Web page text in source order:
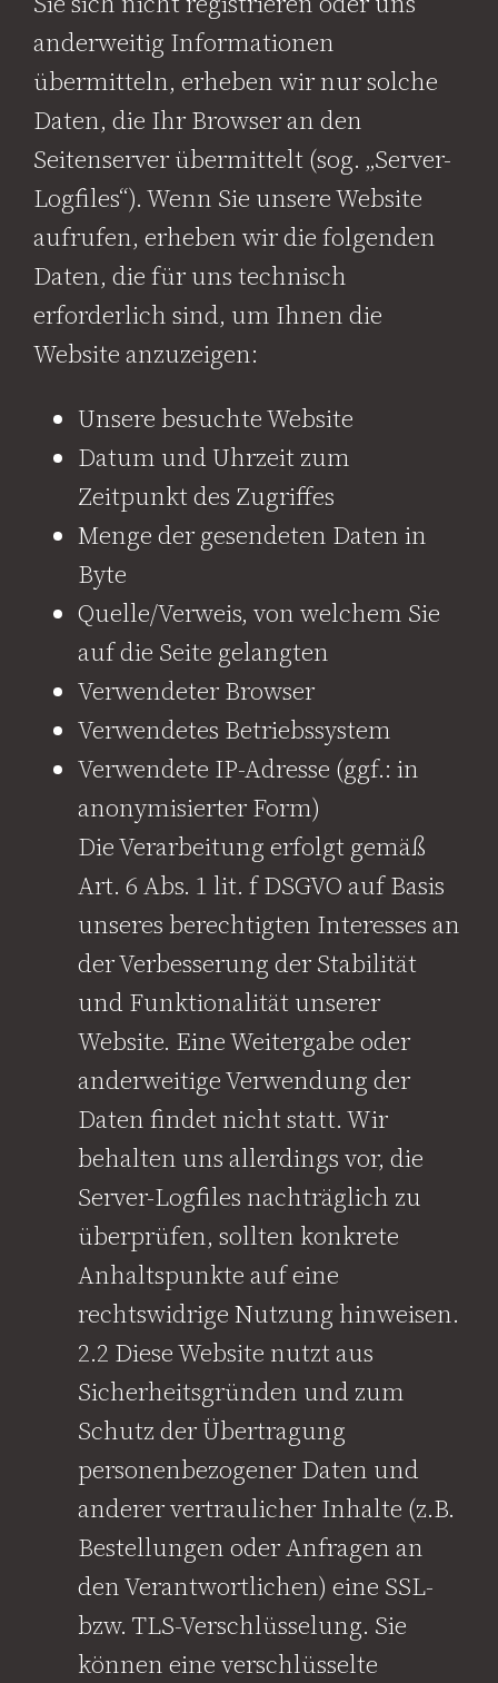
anderweitig Informationen
übermitteln, erheben wir nur solche
Daten, die Ihr Browser an den
Seitenserver übermittelt (sog. „Server-
Logfiles“). Wenn Sie unsere Website
aufrufen, erheben wir die folgenden
Daten, die für uns technisch
erforderlich sind, um Ihnen die
Website anzuzeigen:
Unsere besuchte Website
Datum und Uhrzeit zum
Zeitpunkt des Zugriffes
Menge der gesendeten Daten in
Byte
Quelle/Verweis, von welchem Sie
auf die Seite gelangten
Verwendeter Browser
Verwendetes Betriebssystem
Verwendete IP-Adresse (ggf.: in
anonymisierter Form)
Die Verarbeitung erfolgt gemäß
Art. 6 Abs. 1 lit. f DSGVO auf Basis
unseres berechtigten Interesses an
der Verbesserung der Stabilität
und Funktionalität unserer
Website. Eine Weitergabe oder
anderweitige Verwendung der
Daten findet nicht statt. Wir
behalten uns allerdings vor, die
Server-Logfiles nachträglich zu
überprüfen, sollten konkrete
Anhaltspunkte auf eine
rechtswidrige Nutzung hinweisen.
2.2 Diese Website nutzt aus
Sicherheitsgründen und zum
Schutz der Übertragung
personenbezogener Daten und
anderer vertraulicher Inhalte (z.B.
Bestellungen oder Anfragen an
den Verantwortlichen) eine SSL-
bzw. TLS-Verschlüsselung. Sie
können eine verschlüsselte